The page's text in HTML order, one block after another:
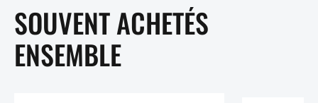
SOUVENT ACHETÉS
ENSEMBLE